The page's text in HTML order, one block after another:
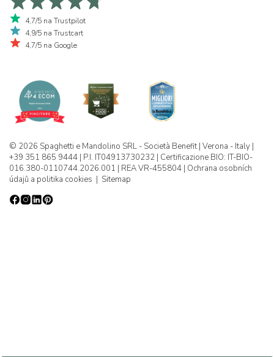
4,7/5 na Trustpilot
4,9/5 na Trustcart
4,7/5 na Google
© 2026 Spaghetti e Mandolino SRL - Società Benefit | Verona - Italy |
+39 351 865 9444 | P.I. IT04913730232 | Certificazione BIO: IT-BIO-
016.380-0110744.2026.001 | REA VR-455804 | Ochrana osobních
údajů a politika cookies | Sitemap